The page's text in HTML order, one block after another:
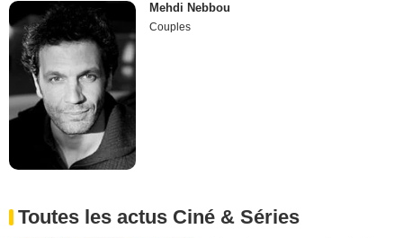
Mehdi Nebbou
Couples
Toutes les actus Ciné & Séries